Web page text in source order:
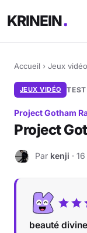
KRINEIN
Accueil › Jeux vidéo
JEUX VIDÉO TEST
Project Gotham
Project
K Par kenji ·
beauté divine